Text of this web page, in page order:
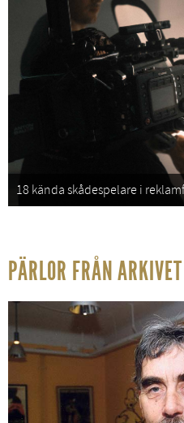
18 kända skådespelare i
PÄRLOR FRÅN ARKIVET